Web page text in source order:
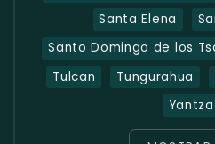
Santa Elena
Santo Domingo de los
Tulcan
Tungurahua